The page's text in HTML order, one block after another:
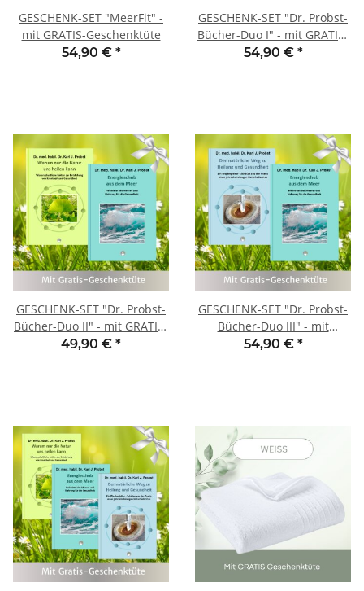
GESCHENK-SET "MeerFit" -
mit GRATIS-Geschenktüte
54,90 € *
GESCHENK-SET "Dr. Probst-
Bücher-Duo I" - mit GRATIS-
Geschenktüte
54,90 € *
GESCHENK-SET "Dr. Probst-
Bücher-Duo II" - mit GRATIS-
Geschenktüte
49,90 € *
GESCHENK-SET "Dr. Probst-
Bücher-Duo III" - mit
GRATIS-Geschenktüte
54,90 € *